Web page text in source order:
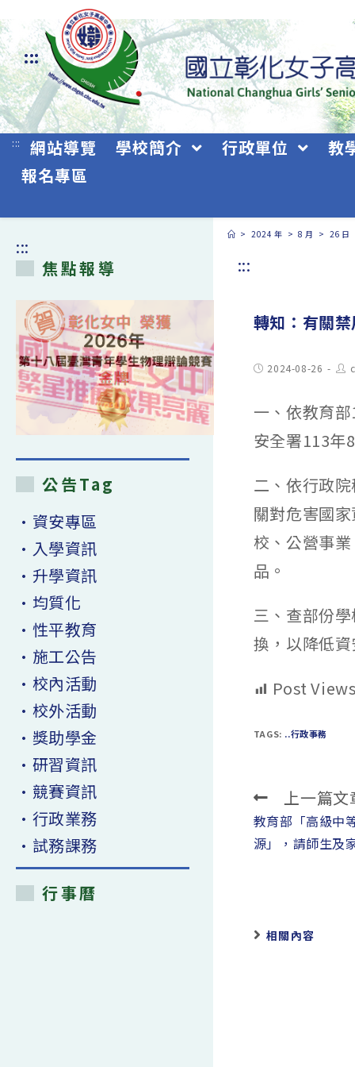
轉
至
主
要
:::
::: 網站導覽 學校簡介 行政單位
教
報名專區
> 2024 年 > 8 月 > 26 日
:::
轉知：有關
Post2024-08-26
一、依教育
安全署113年
二、依行政
關對危害國
校、公營事
品。
三、查部份
換，以降低
Post
TAGS: ..行政事務
Read
more
articles
上一篇文
教育部「高級中
源」，請師生及
相關內容
:::
焦點報導
公告Tag
•資安專區
•入學資訊
•升學資訊
•均質化
•性平教育
•施工公告
•校內活動
•校外活動
•獎助學金
•研習資訊
•競賽資訊
•行政業務
•試務課務
行事曆